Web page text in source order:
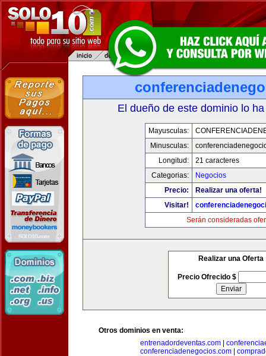
El dueño de este dominio lo
Mayusculas:
Minusculas:
Longitud:
21 caracteres
Categorias:
Negocios
Precio:
Realizar una oferta!
Visitar!
Serán consideradas
Realizar una Oferta
Precio Ofrecido $
Otros dominios en venta:
entrenadordeventas.com
conferenciadenegocios.com|